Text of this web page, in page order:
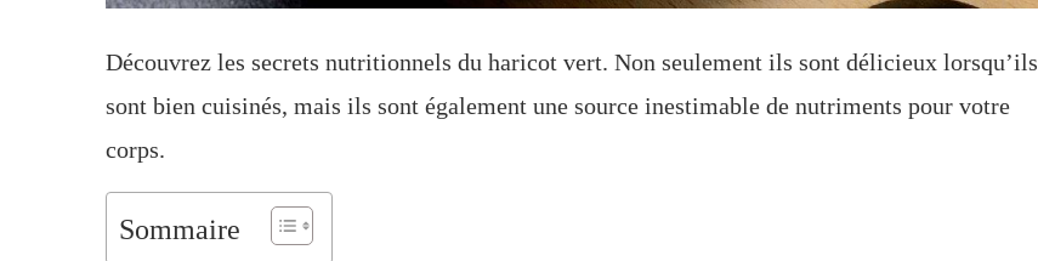
Découvrez les secrets nutritionnels du haricot vert. Non seulement ils sont délicieux lorsqu’ils
sont bien cuisinés, mais ils sont également une source inestimable de nutriments pour votre
corps.
Sommaire